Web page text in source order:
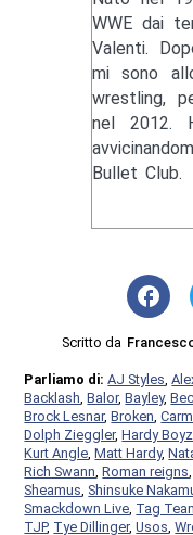
WWE dai
Valenti.
mi sono
wrestling,
nel 2012.
Bullet Club.
Scritto da
Parliamo di:AJ Styles ,
Backlash ,Balor,Bayley,
Brock Lesnar,Broken ,
Dolph Zieggler,Hardy Boyz
Kurt Angle ,Matt Hardy,
Rich Swann ,Roman reigns
Sheamus ,Shinsuke
Smackdown Live Tag
TJP, Tye Dillinger,Usos ,